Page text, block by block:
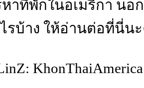
าที่พักในอเมริกา นอ
รบ้าง ให้อ่านต่อที่นี่น